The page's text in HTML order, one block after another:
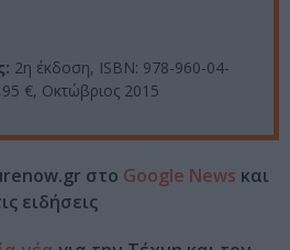
2η έκδοση, ISBN: 978-960-04-
€, Οκτώβριος 2015
στο Google News και
ειδήσεις